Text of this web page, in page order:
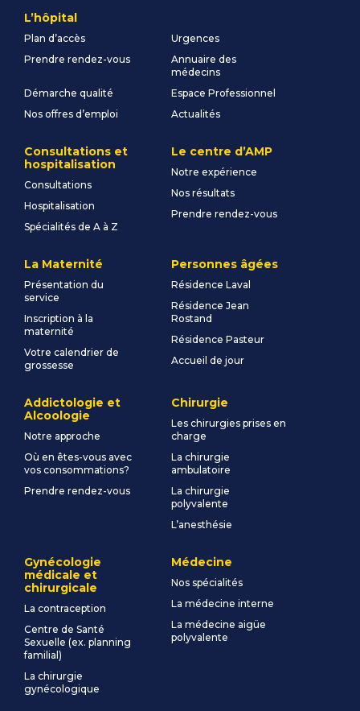
L’hôpital
Plan d’accès
Urgences
Prendre rendez-vous
Annuaire des
médecins
Démarche qualité
Espace Professionnel
Nos offres d’emploi
Actualités
Consultations et
hospitalisation
Consultations
Hospitalisation
Spécialités de A à Z
Le centre d’AMP
Notre expérience
Nos résultats
Prendre rendez-vous
La Maternité
Présentation du
service
Inscription à la
maternité
Votre calendrier de
grossesse
Personnes âgées
Résidence Laval
Résidence Jean
Rostand
Résidence Pasteur
Accueil de jour
Addictologie et
Alcoologie
Notre approche
Où en êtes-vous avec
vos consommations?
Prendre rendez-vous
Chirurgie
Les chirurgies prises en
charge
La chirurgie
ambulatoire
La chirurgie
polyvalente
L’anesthésie
Gynécologie
médicale et
chirurgicale
La contraception
Centre de Santé
Sexuelle (ex. planning
familial)
La chirurgie
gynécologique
Médecine
Nos spécialités
La médecine interne
La médecine aigüe
polyvalente